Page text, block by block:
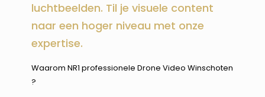
luchtbeelden. Til je visuele content
naar een hoger niveau met onze
expertise.
Waarom NR1 professionele Drone Video Winschoten
? ​​